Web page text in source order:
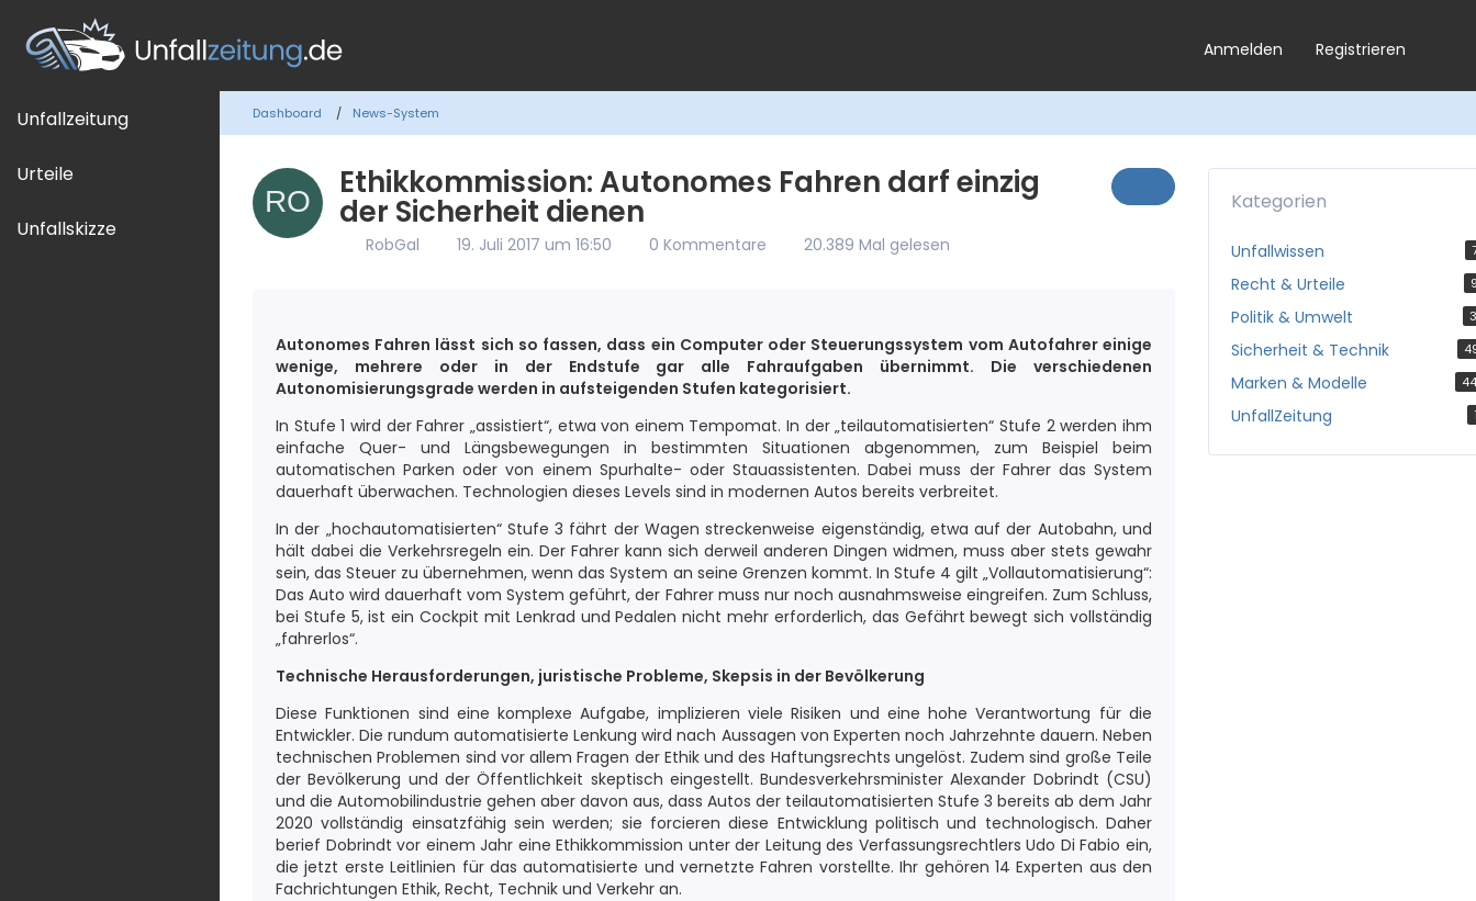
Unfallzeitung
Urteile
Unfallskizze
Anmelden Registrieren
Dashboard News-System
Ethikkommission: Autonomes Fahren darf einzig
der Sicherheit dienen
RobGal 19. Juli 2017 um 16:50 0 Kommentare 20.389 Mal gelesen
Autonomes Fahren lässt sich so fassen, dass ein Computer oder Steuerungssystem vom Autofahrer einige
wenige, mehrere oder in der Endstufe gar alle Fahraufgaben übernimmt. Die verschiedenen
Autonomisierungsgrade werden in aufsteigenden Stufen kategorisiert.
In Stufe 1 wird der Fahrer „assistiert“, etwa von einem Tempomat. In der „teilautomatisierten“ Stufe 2 werden ihm
einfache Quer- und Längsbewegungen in bestimmten Situationen abgenommen, zum Beispiel beim
automatischen Parken oder von einem Spurhalte- oder Stauassistenten. Dabei muss der Fahrer das System
dauerhaft überwachen. Technologien dieses Levels sind in modernen Autos bereits verbreitet.
In der „hochautomatisierten“ Stufe 3 fährt der Wagen streckenweise eigenständig, etwa auf der Autobahn, und
hält dabei die Verkehrsregeln ein. Der Fahrer kann sich derweil anderen Dingen widmen, muss aber stets gewahr
sein, das Steuer zu übernehmen, wenn das System an seine Grenzen kommt. In Stufe 4 gilt „Vollautomatisierung“:
Das Auto wird dauerhaft vom System geführt, der Fahrer muss nur noch ausnahmsweise eingreifen. Zum Schluss,
bei Stufe 5, ist ein Cockpit mit Lenkrad und Pedalen nicht mehr erforderlich, das Gefährt bewegt sich vollständig
„fahrerlos“.
Technische Herausforderungen, juristische Probleme, Skepsis in der Bevölkerung
Diese Funktionen sind eine komplexe Aufgabe, implizieren viele Risiken und eine hohe Verantwortung für die
Entwickler. Die rundum automatisierte Lenkung wird nach Aussagen von Experten noch Jahrzehnte dauern. Neben
technischen Problemen sind vor allem Fragen der Ethik und des Haftungsrechts ungelöst. Zudem sind große Teile
der Bevölkerung und der Öffentlichkeit skeptisch eingestellt. Bundesverkehrsminister Alexander Dobrindt (CSU)
und die Automobilindustrie gehen aber davon aus, dass Autos der teilautomatisierten Stufe 3 bereits ab dem Jahr
2020 vollständig einsatzfähig sein werden; sie forcieren diese Entwicklung politisch und technologisch. Daher
berief Dobrindt vor einem Jahr eine Ethikkommission unter der Leitung des Verfassungsrechtlers Udo Di Fabio ein,
die jetzt erste Leitlinien für das automatisierte und vernetzte Fahren vorstellte. Ihr gehören 14 Experten aus den
Fachrichtungen Ethik, Recht, Technik und Verkehr an.
Kategorien
Unfallwissen
Recht & Urteile
Politik & Umwelt
Sicherheit & Technik
Marken & Modelle
UnfallZeitung